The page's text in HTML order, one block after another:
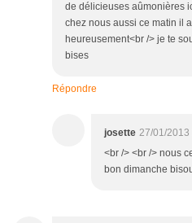
de délicieuses aûmonières
chez nous aussi ce matin il
heureusement<br /> je te
bises
Répondre
josette 27/01/2013
<br /> <br /> nous
bon dimanche